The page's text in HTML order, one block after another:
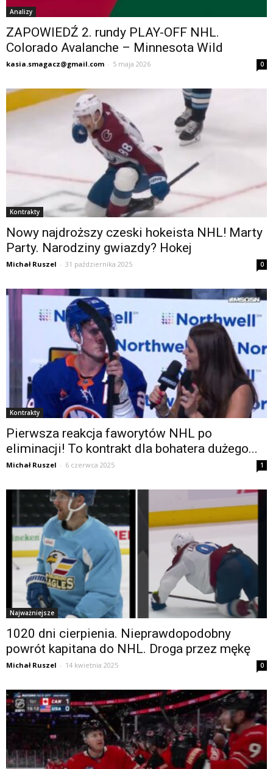
Analizy
ZAPOWIEDŹ 2. rundy PLAY-OFF NHL.
Colorado Avalanche – Minnesota Wild
kasia.smagacz@gmail.com - 5 maja 2026 0
Kontrakty
Nowy najdroższy czeski hokeista NHL! Marty
Party. Narodziny gwiazdy? Hokej
Michał Ruszel - 31 października 2025 0
Kontrakty
Pierwsza reakcja faworytów NHL po
eliminacji! To kontrakt dla bohatera dużego...
Michał Ruszel - 6 czerwca 2025 1
Najważniejsze
1020 dni cierpienia. Nieprawdopodobny
powrót kapitana do NHL. Droga przez mękę
Michał Ruszel - 14 kwietnia 2025 0